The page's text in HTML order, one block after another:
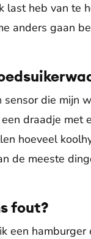
last heb van te
anders gaan
sensor die mijn
draadje met
hoeveel
de meeste
fout?
een